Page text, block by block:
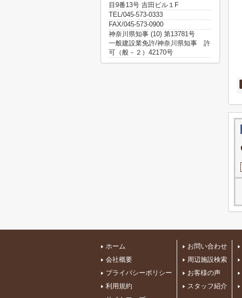
目9番13号 吉田ビル１F
TEL/045-573-0333
FAX/045-573-0900
神奈川県知事 (10) 第13781号
一般建設業免許/神奈川県知事 許
可（般－２）42170号
ホーム
会社概要
プライバシーポリシー
利用規約
お問い合わせ
周辺施設検索
お客様の声
スタッフ紹介